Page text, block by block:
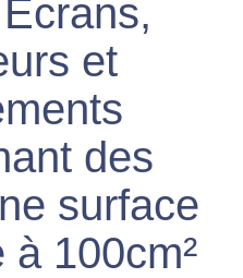
et
des
surface
100cm²